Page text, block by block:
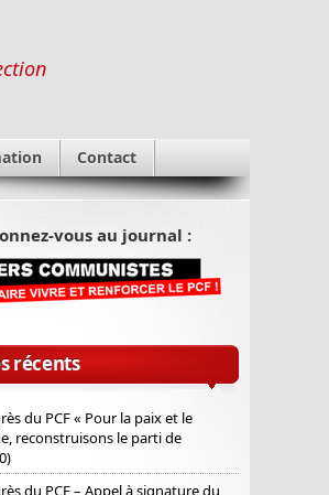
Contact
vous au journal :
récents
du PCF « Pour la paix et le
reconstruisons le parti de
du PCF – Appel à signature du